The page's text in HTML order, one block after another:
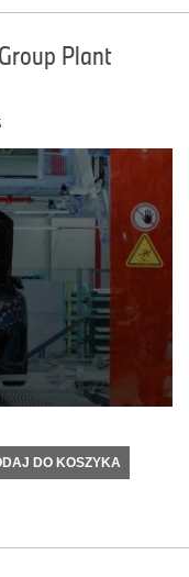
Plant
DO KOSZYKA